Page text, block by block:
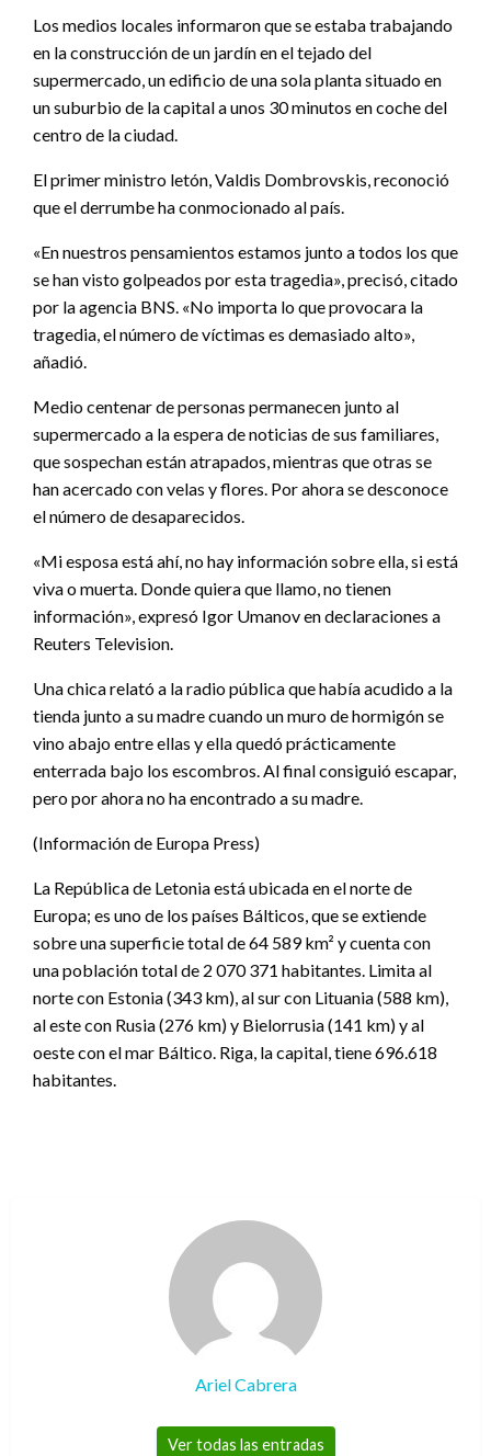
Los medios locales informaron que se estaba trabajando
en la construcción de un jardín en el tejado del
supermercado, un edificio de una sola planta situado en
un suburbio de la capital a unos 30 minutos en coche del
centro de la ciudad.
El primer ministro letón, Valdis Dombrovskis, reconoció
que el derrumbe ha conmocionado al país.
«En nuestros pensamientos estamos junto a todos los que
se han visto golpeados por esta tragedia», precisó, citado
por la agencia BNS. «No importa lo que provocara la
tragedia, el número de víctimas es demasiado alto»,
añadió.
Medio centenar de personas permanecen junto al
supermercado a la espera de noticias de sus familiares,
que sospechan están atrapados, mientras que otras se
han acercado con velas y flores. Por ahora se desconoce
el número de desaparecidos.
«Mi esposa está ahí, no hay información sobre ella, si está
viva o muerta. Donde quiera que llamo, no tienen
información», expresó Igor Umanov en declaraciones a
Reuters Television.
Una chica relató a la radio pública que había acudido a la
tienda junto a su madre cuando un muro de hormigón se
vino abajo entre ellas y ella quedó prácticamente
enterrada bajo los escombros. Al final consiguió escapar,
pero por ahora no ha encontrado a su madre.
(Información de Europa Press)
La República de Letonia está ubicada en el norte de
Europa; es uno de los países Bálticos, que se extiende
sobre una superficie total de 64 589 km² y cuenta con
una población total de 2 070 371 habitantes. Limita al
norte con Estonia (343 km), al sur con Lituania (588 km),
al este con Rusia (276 km) y Bielorrusia (141 km) y al
oeste con el mar Báltico. Riga, la capital, tiene 696.618
habitantes.
Ariel Cabrera
Ver todas las entradas